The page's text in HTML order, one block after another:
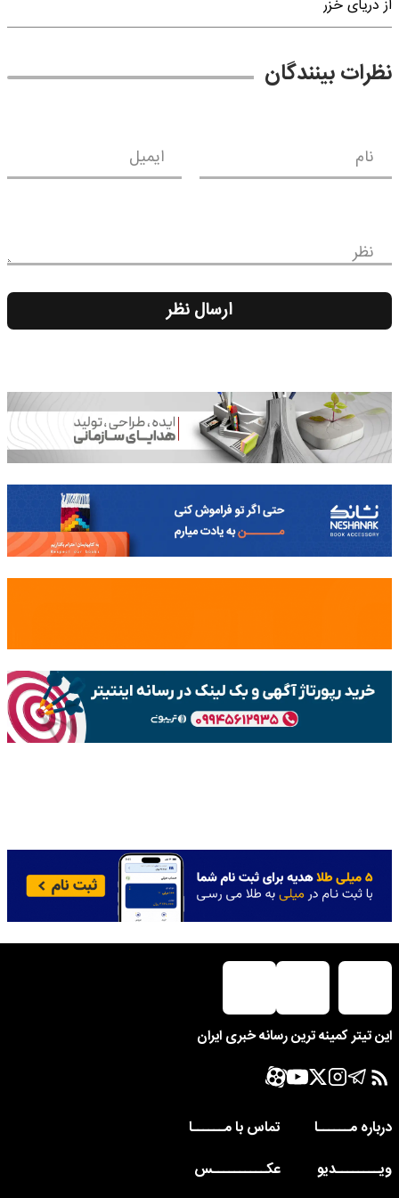
از دریای خزر
نظرات بینندگان
نام ایمیل
نظر
ارسال نظر
این تیتر کمینه ترین رسانه خبری ایران
درباره مــــــا
تماس با مــــــا
ویــــــــدیو
عکــــــــــس